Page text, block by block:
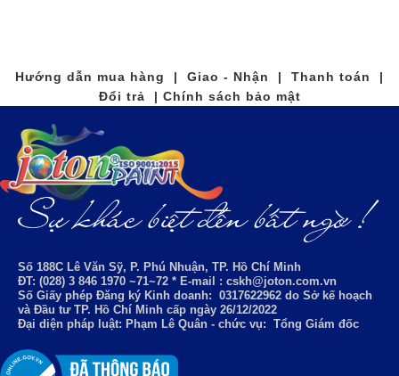
Hướng dẫn mua hàng | Giao - Nhận | Thanh toán |
Đổi trả | Chính sách bảo mật
Số 188C Lê Văn Sỹ, P. Phú Nhuận, TP. Hồ Chí Minh
ĐT: (028) 3 846 1970 ~71~72 * E-mail : cskh@joton.com.vn
Số Giấy phép Đăng ký Kinh doanh: 0317622962 do Sở kế hoạch
và Đầu tư TP. Hồ Chí Minh cấp ngày 26/12/2022
Đại diện pháp luật: Phạm Lê Quân - chức vụ: Tổng Giám đốc